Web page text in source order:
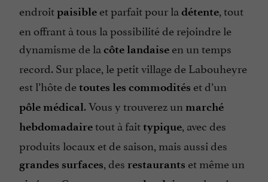
endroitpaisible et parfait pour la détente, tout
en offrant à tous la possibilité de rejoindre le
dynamisme de la côte landaise en un temps
record. Sur place, le petit village de Labouheyre
est l’hôte detoutes les commodités et d’un
pôle médical. Vous y trouverez un marché
hebdomadairetout à faittypique, avec des
produits locaux et de saison, mais aussi des
grandes surfaces, des restaurants et même un